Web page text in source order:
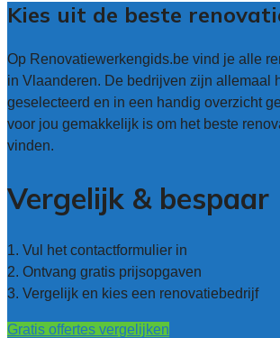
Kies uit de beste
Op Renovatiewerkengids.be vind je alle
in Vlaanderen. De bedrijven zijn allemaal
geselecteerd en in een handig overzicht
voor jou gemakkelijk is om het beste
vinden.
Vergelijk & bespaar
1. Vul het contactformulier in
2. Ontvang gratis prijsopgaven
3. Vergelijk en kies een renovatiebedrijf
Gratis offertes vergelijken